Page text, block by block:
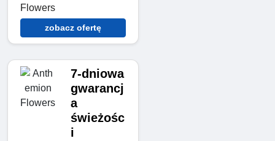
Flowers
zobacz ofertę
7-dniowa
gwarancj
a
świeżośc
i